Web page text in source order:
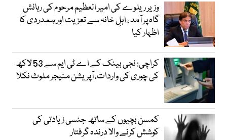
وزیر ریلوے کی امیر العظیم مرحوم کی رہائش
گاہ پر آمد ، اہلِ خانہ سے تعزیت اور ہمدردی کا
اظہار کیا
کراچی: نجی بینک کے اے ٹی ایم سے 53 لاکھ
کی چوری کی واردات، آپریشن منیجر ملوث نکلا
کمسن بچیوں کے ساتھ جنسی زیادتی کی
کوشش کرنے والا درندہ گرفتار